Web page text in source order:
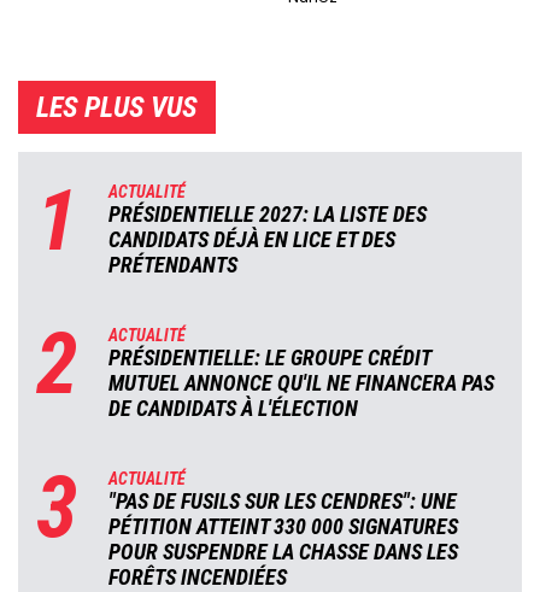
LES PLUS VUS
1 ACTUALITÉ
PRÉSIDENTIELLE 2027: LA LISTE DES
CANDIDATS DÉJÀ EN LICE ET DES
PRÉTENDANTS
2 ACTUALITÉ
PRÉSIDENTIELLE: LE GROUPE CRÉDIT
MUTUEL ANNONCE QU'IL NE FINANCERA PAS
DE CANDIDATS À L'ÉLECTION
3 ACTUALITÉ
"PAS DE FUSILS SUR LES CENDRES": UNE
PÉTITION ATTEINT 330 000 SIGNATURES
POUR SUSPENDRE LA CHASSE DANS LES
FORÊTS INCENDIÉES